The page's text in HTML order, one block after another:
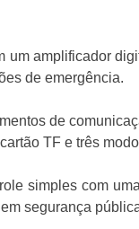
amplificador
de emergência.
de
TF e três
simples com
segurança